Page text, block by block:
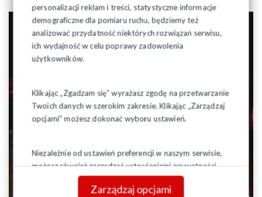
personalizacji reklam i treści, statystyczne informacje
demograficzne dla pomiaru ruchu, będziemy też
analizować przydatność niektórych rozwiązań serwisu,
ich wydajność w celu poprawy zadowolenia
użytkowników.
Klikając „Zgadzam się” wyrażasz zgodę na przetwarzanie
Twoich danych w szerokim zakresie. Klikając „Zarządzaj
opcjami” możesz dokonać wyboru ustawień.
Niezależnie od ustawień preferencji w naszym serwisie,
możesz również zarządzać ustawieniami prywatności
swojej przeglądarki. Więcej informacji o przetwarzaniu
danych znajdziesz wPolityce prywatności.
Zarządzaj opcjami